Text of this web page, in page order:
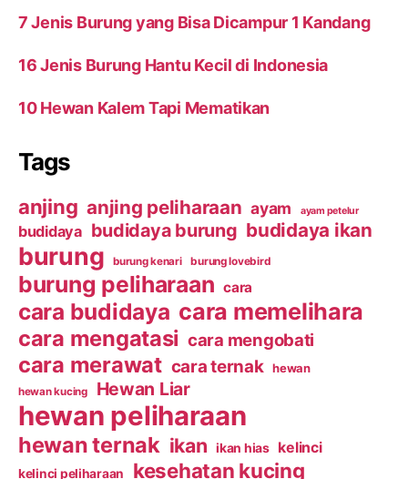
7 Jenis Burung yang Bisa Dicampur 1 Kandang
16 Jenis Burung Hantu Kecil di Indonesia
10 Hewan Kalem Tapi Mematikan
Tags
anjing anjing peliharaan ayam ayam petelur
budidaya budidaya burung budidaya ikan
burung burung kenari burung lovebird
burung peliharaan cara
cara budidaya cara memelihara
cara mengatasi cara mengobati
cara merawat cara ternak hewan
hewan kucing Hewan Liar
hewan peliharaan
hewan ternak ikan ikan hias kelinci
kelinci peliharaan kesehatan kucing